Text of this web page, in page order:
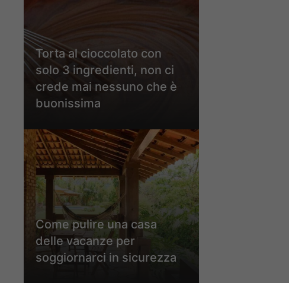
Torta al cioccolato con
solo 3 ingredienti, non ci
crede mai nessuno che è
buonissima
Come pulire una casa
delle vacanze per
soggiornarci in sicurezza